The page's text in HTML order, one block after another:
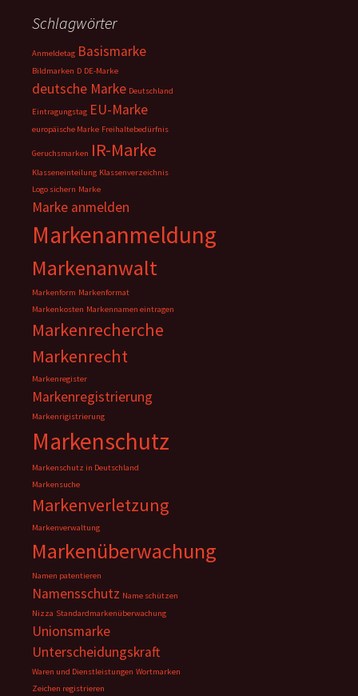
Schlagwörter
Anmeldetag Basismarke
Bildmarken D DE-Marke
deutsche Marke Deutschland
Eintragungstag EU-Marke
europäische Marke Freihaltebedürfnis
Geruchsmarken IR-Marke
Klasseneinteilung Klassenverzeichnis
Logo sichern Marke
Marke anmelden
Markenanmeldung
Markenanwalt
Markenform Markenformat
Markenkosten Markennamen eintragen
Markenrecherche
Markenrecht
Markenregister
Markenregistrierung
Markenrigistrierung
Markenschutz
Markenschutz in Deutschland
Markensuche
Markenverletzung
Markenverwaltung
Markenüberwachung
Namen patentieren
Namensschutz Name schützen
Nizza Standardmarkenüberwachung
Unionsmarke
Unterscheidungskraft
Waren und Dienstleistungen Wortmarken
Zeichen registrieren